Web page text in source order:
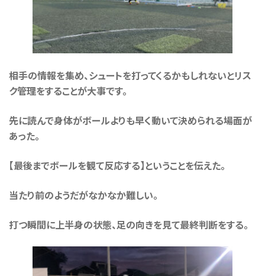
相手の情報を集め、シュートを打ってくるかもしれないとリス
ク管理をすることが大事です。
先に読んで身体がボールよりも早く動いて決められる場面が
あった。
【最後までボールを観て反応する】ということを伝えた。
当たり前のようだがなかなか難しい。
打つ瞬間に上半身の状態、足の向きを見て最終判断をする。